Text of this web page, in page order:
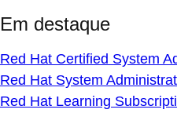
Em destaque
Red Hat Certified System
Red Hat System
Red Hat Learning